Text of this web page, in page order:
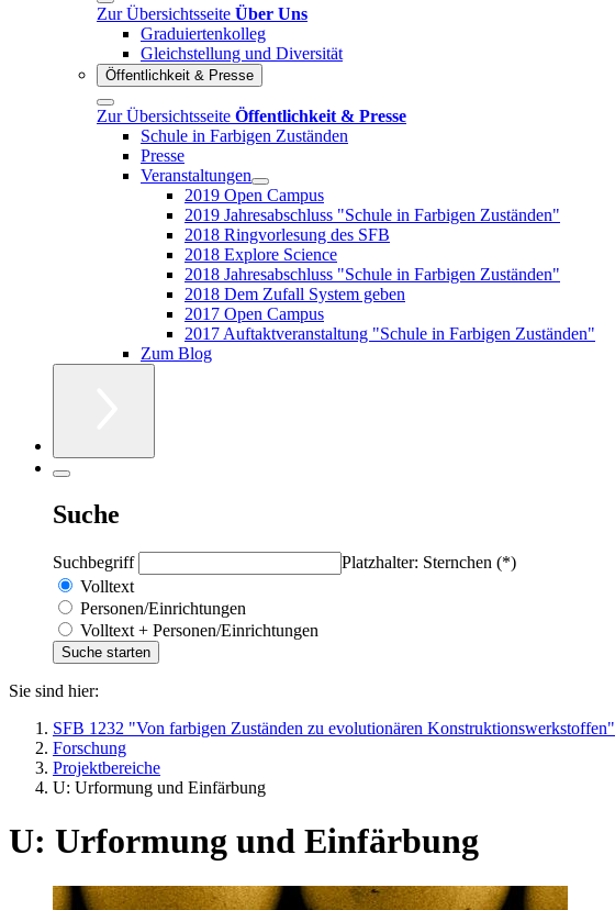
Zur Übersichtsseite Über Uns
Graduiertenkolleg
Gleichstellung und Diversität
Öffentlichkeit & Presse
Zur Übersichtsseite Öffentlichkeit & Presse
Schule in Farbigen Zuständen
Presse
Veranstaltungen
2019 Open Campus
2019 Jahresabschluss "Schule in Farbigen Zuständen"
2018 Ringvorlesung des SFB
2018 Explore Science
2018 Jahresabschluss "Schule in Farbigen Zuständen"
2018 Dem Zufall System geben
2017 Open Campus
2017 Auftaktveranstaltung "Schule in Farbigen Zuständen"
Zum Blog
Suche
Suchbegriff
Platzhalter: Sternchen (*)
Volltext
Personen/Einrichtungen
Volltext + Personen/Einrichtungen
Sie sind hier:
SFB 1232 "Von farbigen Zuständen zu evolutionären Konstruktionswerkstoffen"
Forschung
Projektbereiche
U: Urformung und Einfärbung
U: Urformung und Einfärbung